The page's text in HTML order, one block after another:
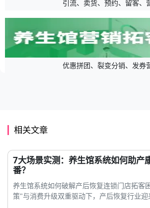
引流、卖货、预约、留客、
优惠拼团、裂变分销、发券
相关文章
7大场景实测：养生馆系统如何助产
番？
养生馆系统如何破解产后恢复连锁门店拓客
策"与消费升级双重驱动下，产后恢复行业迎